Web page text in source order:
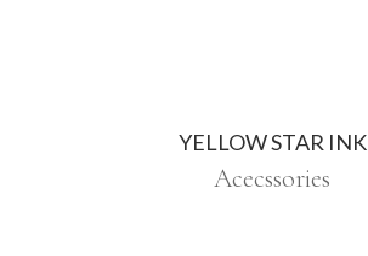
YELLOW STAR INK
Acecssories